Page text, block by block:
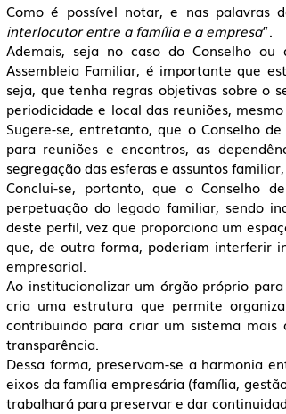
Como é possível notar, e nas palavras
interlocutor entre a família e a empresa”.
Ademais, seja no caso do Conselho
Assembleia Familiar, é importante que
seja, que tenha regras objetivas sobre o
periodicidade e local das reuniões,
Sugere-se, entretanto, que o Conselho
para reuniões e encontros, as
segregação das esferas e assuntos
Conclui-se, portanto, que o Conselho
perpetuação do legado familiar, sendo
deste perfil, vez que proporciona um
que, de outra forma, poderiam interferir
empresarial.
Ao institucionalizar um órgão próprio
cria uma estrutura que permite
contribuindo para criar um sistema mais
transparência.
Dessa forma, preservam-se a harmonia
eixos da família empresária (família,
trabalhará para preservar e dar